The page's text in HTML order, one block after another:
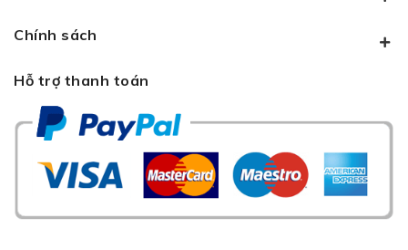
Chính sách
Hỗ trợ thanh toán